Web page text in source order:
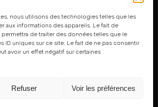
nous utilisons des technologies telles que les
aux informations des appareils. Le fait de
de traiter des données telles que le
ID uniques sur ce site. Le fait de ne pas consentir
avoir un effet négatif sur certaines
Refuser Voir les préférences
06 24 94 44 05
01 75 33 00 85